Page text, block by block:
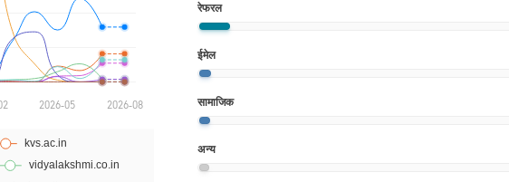
रेफरल
ईमेल
सामाजिक
अन्य